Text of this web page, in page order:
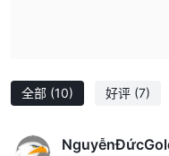
官方网站，了解有关点差和
FXLINK为其交易者提供
全部 (10) 好评 (7)